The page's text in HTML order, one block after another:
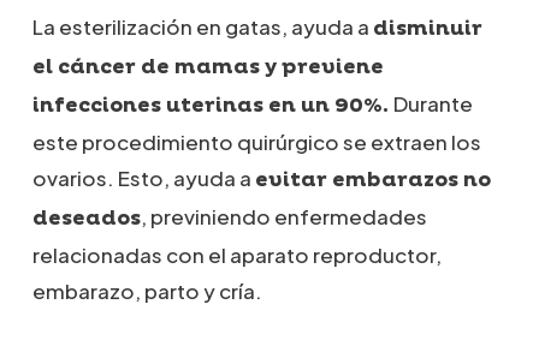
La esterilización en gatas, ayuda a disminuir
el cáncer de mamas y previene
infecciones uterinas en un 90%. Durante
este procedimiento quirúrgico se extraen los
ovarios. Esto, ayuda a evitar embarazos no
deseados, previniendo enfermedades
relacionadas con el aparato reproductor,
embarazo, parto y cría.